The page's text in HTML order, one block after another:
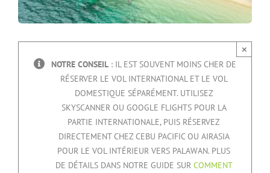
NOTRE CONSEIL : IL EST SOUVENT MOINS CHER DE
RÉSERVER LE VOL INTERNATIONAL ET LE VOL
DOMESTIQUE SÉPARÉMENT. UTILISEZ
SKYSCANNER OU GOOGLE FLIGHTS POUR LA
PARTIE INTERNATIONALE, PUIS RÉSERVEZ
DIRECTEMENT CHEZ CEBU PACIFIC OU AIRASIA
POUR LE VOL INTÉRIEUR VERS PALAWAN. PLUS
DE DÉTAILS DANS NOTRE GUIDE SUR COMMENT
×